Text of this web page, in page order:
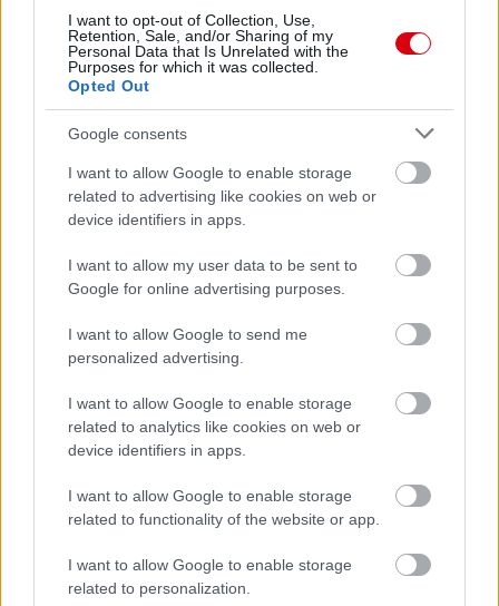
I want to opt-out of Collection, Use,
Retention, Sale, and/or Sharing of my
Personal Data that Is Unrelated with the
Purposes for which it was collected.
Opted Out
Google consents
I want to allow Google to enable storage
related to advertising like cookies on web or
device identifiers in apps.
I want to allow my user data to be sent to
Google for online advertising purposes.
I want to allow Google to send me
personalized advertising.
I want to allow Google to enable storage
related to analytics like cookies on web or
device identifiers in apps.
I want to allow Google to enable storage
related to functionality of the website or app.
I want to allow Google to enable storage
related to personalization.
AC MilanvsManchester United2026-08-15 18:00
ELŐZŐ MÉRKŐZÉSEK
Támogatás
a ManUtdFanatics.hu működését!
Kapcsolódó hírek
MANCHESTER UNITED